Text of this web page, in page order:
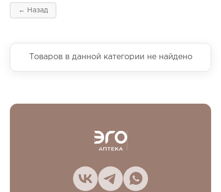
← Назад
Товаров в данной категории не найдено